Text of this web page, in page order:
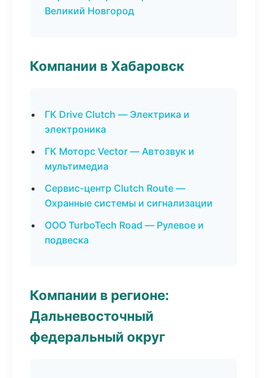
Великий Новгород
Компании в Хабаровск
ГК Drive Clutch — Электрика и
электроника
ГК Моторс Vector — Автозвук и
мультимедиа
Сервис-центр Clutch Route —
Охранные системы и сигнализации
ООО TurboTech Road — Рулевое и
подвеска
Компании в регионе:
Дальневосточный
федеральный округ